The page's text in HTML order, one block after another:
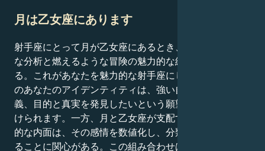
月は乙女座にあります
射手座にとって月が乙女座にあるとき、あなたは土俗的
な分析と燃えるような冒険の魅力的な組み合わせとな
る。これがあなたを魅力的な射手座にしている。射手座
のあなたのアイデンティティは、強い自由意識、楽観主
義、目的と真実を発見したいという願望によって特徴づ
けられます。一方、月と乙女座が支配するあなたの感情
的な内面は、その感情を数値化し、分類し、意味づけす
ることに関心がある。この組み合わせは、魅力的な内的